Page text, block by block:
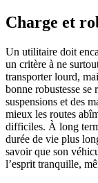
Charge et
Un utilitaire doit
un critère à ne
transporter lourd,
bonne robustesse se
suspensions et des
mieux les routes
difficiles. À long
durée de vie plus
savoir que son
l’esprit tranquille,